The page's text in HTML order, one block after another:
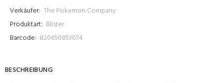
Verkäufer: The Pokemon Company
Produktart: Blister
Barcode: 820650853074
BESCHREIBUNG